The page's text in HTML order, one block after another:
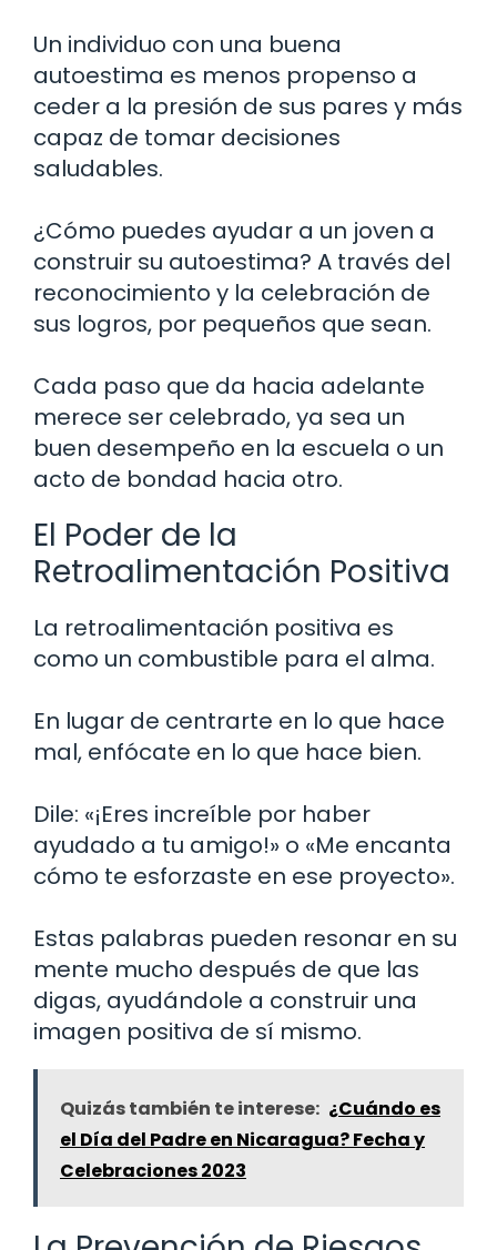
Un individuo con una buena
autoestima es menos propenso a
ceder a la presión de sus pares y más
capaz de tomar decisiones
saludables.
¿Cómo puedes ayudar a un joven a
construir su autoestima? A través del
reconocimiento y la celebración de
sus logros, por pequeños que sean.
Cada paso que da hacia adelante
merece ser celebrado, ya sea un
buen desempeño en la escuela o un
acto de bondad hacia otro.
El Poder de la
Retroalimentación Positiva
La retroalimentación positiva es
como un combustible para el alma.
En lugar de centrarte en lo que hace
mal, enfócate en lo que hace bien.
Dile: «¡Eres increíble por haber
ayudado a tu amigo!» o «Me encanta
cómo te esforzaste en ese proyecto».
Estas palabras pueden resonar en su
mente mucho después de que las
digas, ayudándole a construir una
imagen positiva de sí mismo.
Quizás también te interese: ¿Cuándo es
el Día del Padre en Nicaragua? Fecha y
Celebraciones 2023